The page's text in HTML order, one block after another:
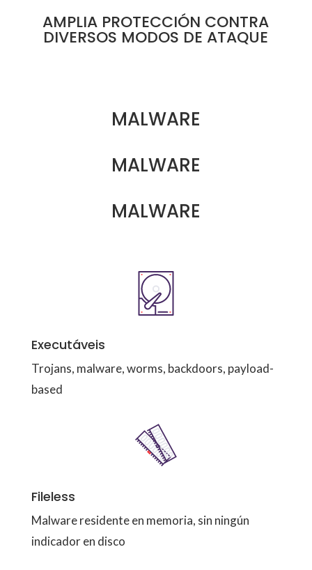
AMPLIA PROTECCIÓN CONTRA
DIVERSOS MODOS DE ATAQUE
MALWARE
MALWARE
MALWARE
Executáveis
Trojans, malware, worms, backdoors, payload-
based
Fileless
Malware residente en memoria, sin ningún
indicador en disco